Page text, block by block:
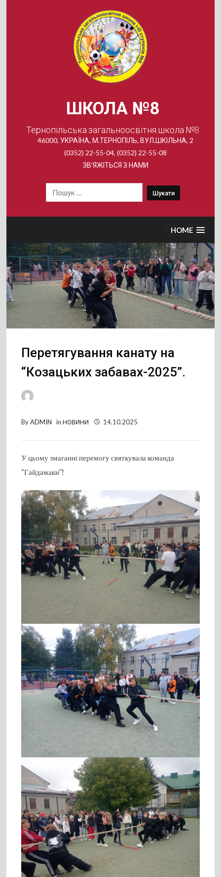
ШКОЛА №8
Тернопільська загальноосвітня школа №8
46000, УКРАЇНА, М.ТЕРНОПІЛЬ, ВУЛ.ШКІЛЬНА, 2
(0352) 22-55-04, (0352) 22-55-08
ЗВ'ЯЖІТЬСЯ З НАМИ
HOME
Перетягування канату на
“Козацьких забавах-2025”.
ByADMIN inНОВИНИ 14.10.2025
У цьому змаганні перемогу святкувала команда
“Гайдамаки”!